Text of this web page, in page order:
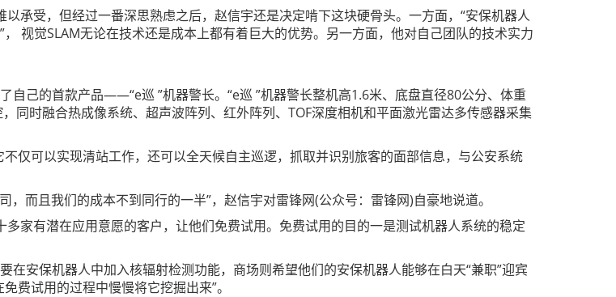
承受，但经过一番深思熟虑之后，赵信宇还是决定啃下这块硬骨头。一方面，“安保机器人
视觉SLAM无论在技术还是成本上都有着巨大的优势。另一方面，他对自己团队的技术实力
自己的首款产品——“e巡 ”机器警长。“e巡 ”机器警长整机高1.6米、底盘直径80公分、体重
同时融合热成像系统、超声波阵列、红外阵列、TOF深度相机和平面激光雷达多传感器采集
仅可以实现清站工作，还可以全天候自主巡逻，抓取并识别旅客的面部信息，与公安系统
而且我们的成本不到同行的一半”，赵信宇对雷锋网(公众号：雷锋网)自豪地说道。
家有潜在应用意愿的客户，让他们免费试用。免费试用的目的一是测试机器人系统的稳定
安保机器人中加入核辐射检测功能，商场则希望他们的安保机器人能够在白天“兼职”迎宾
费试用的过程中慢慢将它挖掘出来”。